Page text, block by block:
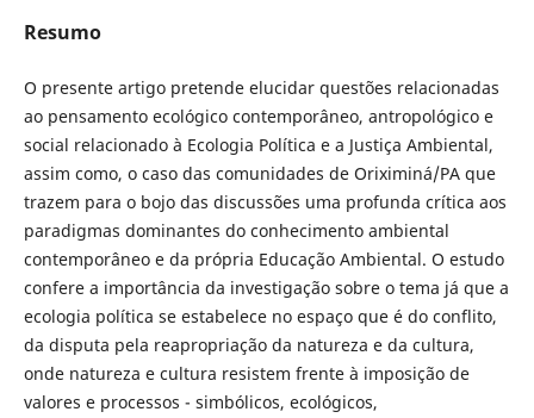
Resumo
O presente artigo pretende elucidar questões relacionadas
ao pensamento ecológico contemporâneo, antropológico e
social relacionado à Ecologia Política e a Justiça Ambiental,
assim como, o caso das comunidades de Oriximiná/PA que
trazem para o bojo das discussões uma profunda crítica aos
paradigmas dominantes do conhecimento ambiental
contemporâneo e da própria Educação Ambiental. O estudo
confere a importância da investigação sobre o tema já que a
ecologia política se estabelece no espaço que é do conflito,
da disputa pela reapropriação da natureza e da cultura,
onde natureza e cultura resistem frente à imposição de
valores e processos - simbólicos, ecológicos,